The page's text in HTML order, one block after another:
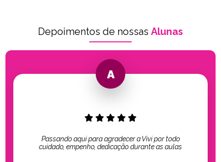
Depoimentos de nossas Alunas
Passando aqui para agradecer a Vivi por todo
cuidado, empenho, dedicação durante as aulas